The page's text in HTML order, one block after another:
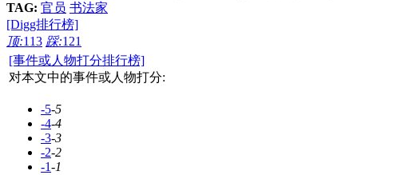
TAG: 官员 书法家
[Digg排行榜]
顶:113 踩:121
[事件或人物打分排行榜]
对本文中的事件或人物打分:
-5-5
-4-4
-3-3
-2-2
-1-1